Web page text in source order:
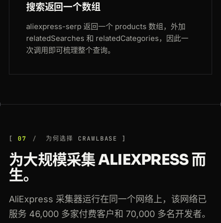
搜索返回一个数组
aliexpress-serp 返回一个 products 数组，外加
relatedSearches 和 relatedCategories，因此一
次调用即可梳理整个查询。
07 为何选择 CRAWLBASE
为大规模采集 ALIEXPRESS 而
生。
AliExpress 采集器运行在同一个网络上，该网络已
服务 46,000 多家付费客户和 70,000 多名开发者。